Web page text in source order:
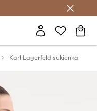
>
Karl Lagerfeld sukienka